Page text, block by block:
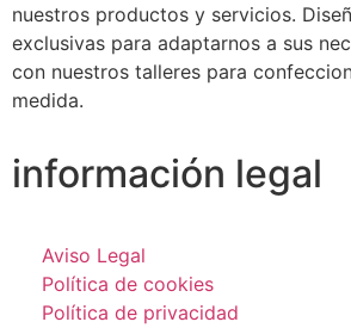
nuestros productos y servicios.
exclusivas para adaptarnos a sus
con nuestros talleres para
medida.
información legal
Aviso Legal
Política de cookies
Política de privacidad